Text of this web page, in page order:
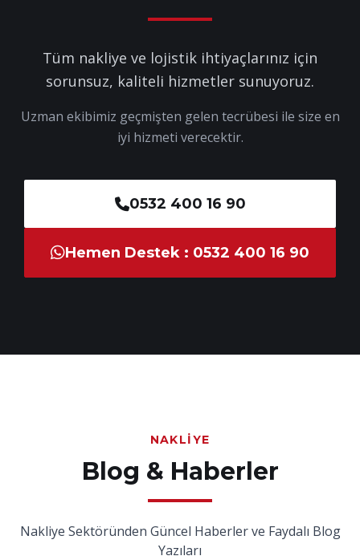
Tüm nakliye ve lojistik ihtiyaçlarınız için
sorunsuz, kaliteli hizmetler sunuyoruz.
Uzman ekibimiz geçmişten gelen tecrübesi ile size en
iyi hizmeti verecektir.
0532 400 16 90
Hemen Destek : 0532 400 16 90
NAKLIYE
Blog & Haberler
Nakliye Sektöründen Güncel Haberler ve Faydalı Blog
Yazıları